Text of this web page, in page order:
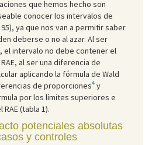
que hemos hecho son
conocer los intervalos de
ya que nos van a permitir saber
deberse o no al azar. Al ser
el intervalo no debe contener el
al ser una diferencia de
aplicando la fórmula de Wald
de proporciones4 y
por los límites superiores e
(tabla 1).
potenciales absolutas
y controles